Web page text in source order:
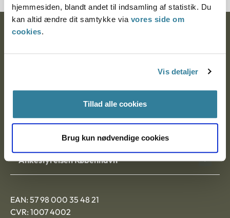
hjemmesiden, blandt andet til indsamling af statistik. Du
kan altid ændre dit samtykke via vores side om
cookies.
Vis detaljer
Tillad alle cookies
Brug kun nødvendige cookies
Ankestyrelsen
Postadresse:
9000 Aalborg
Ankestyrelsen København
EAN: 57 98 000 35 48 21
CVR: 1007 4002